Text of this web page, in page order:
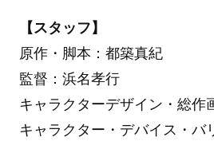
【スタッフ】
原作・脚本：都築真紀
監督：浜名孝行
キャラクターデザイン・総作
キャラクター・デバイス・バ